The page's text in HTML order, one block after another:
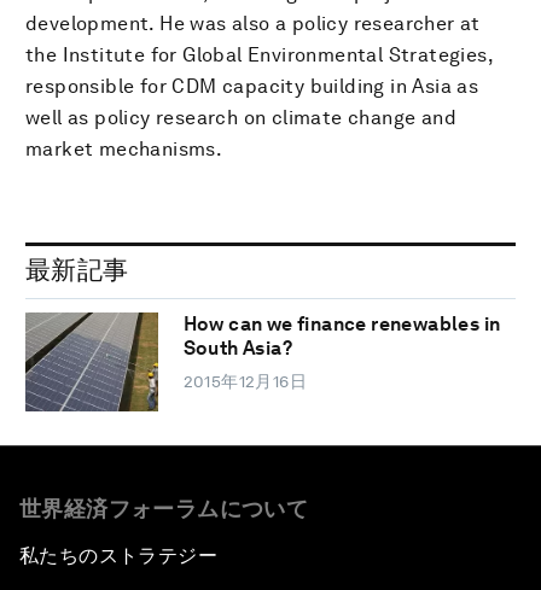
development. He was also a policy researcher at
the Institute for Global Environmental Strategies,
responsible for CDM capacity building in Asia as
well as policy research on climate change and
market mechanisms.
最新記事
How can we finance renewables in
South Asia?
2015年12月16日
世界経済フォーラムについて
私たちのストラテジー